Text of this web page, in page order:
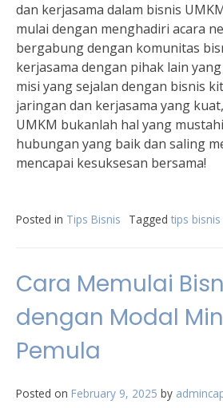
dan kerjasama dalam bisnis
mulai dengan menghadiri acara
bergabung dengan komunitas
kerjasama dengan pihak lain
misi yang sejalan dengan bisnis
jaringan dan kerjasama yang
UMKM bukanlah hal yang
hubungan yang baik dan saling
mencapai kesuksesan bersama!
Posted in Tips Bisnis Tagged tips
Cara Memulai
dengan Modal
Pemula
Posted on February 9, 2025 by